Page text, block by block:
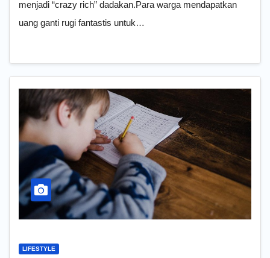
menjadi “crazy rich” dadakan.Para warga mendapatkan
uang ganti rugi fantastis untuk…
LIFESTYLE